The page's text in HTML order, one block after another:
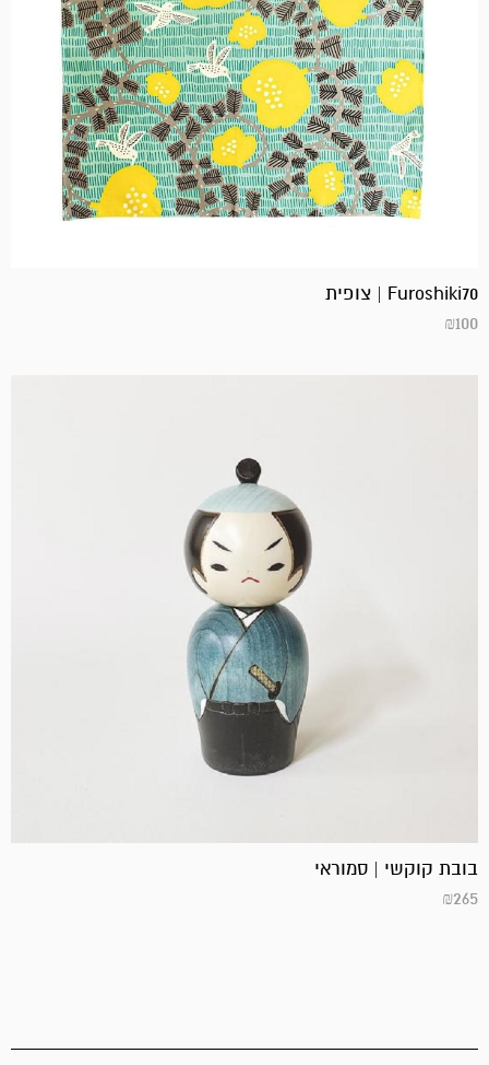
Furoshiki70 | צופית
₪100
בובת קוקשי | סמוראי
₪265